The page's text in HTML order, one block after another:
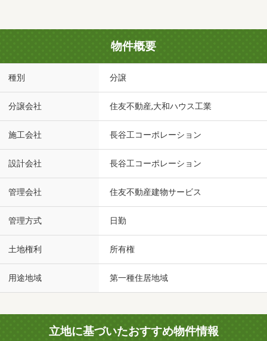
物件概要
種別 分譲
分譲会社 住友不動産,大和ハウス工業
施工会社 長谷工コーポレーション
設計会社 長谷工コーポレーション
管理会社 住友不動産建物サービス
管理方式 日勤
土地権利 所有権
用途地域 第一種住居地域
立地に基づいたおすすめ物件情報